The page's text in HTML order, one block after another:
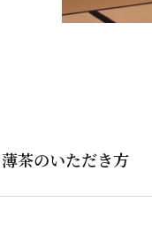
薄茶のいただき方